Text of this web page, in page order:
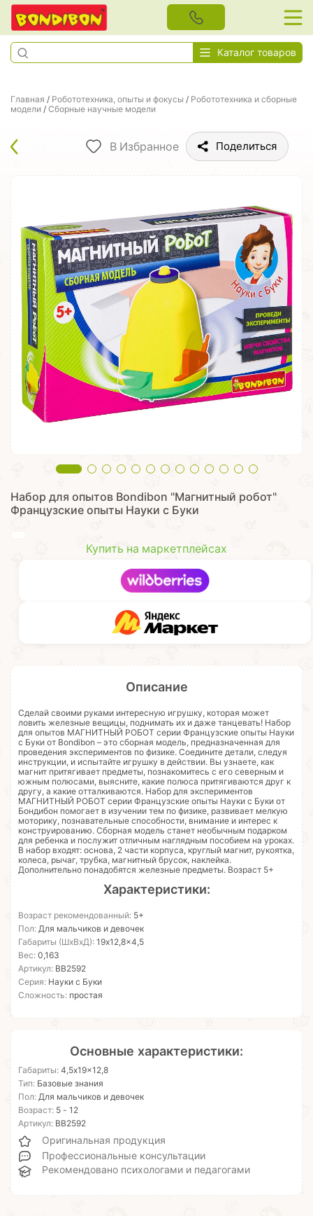
Каталог товаров
Главная / Робототехника, опыты и фокусы / Робототехника и сборные
модели / Сборные научные модели
В Избранное Поделиться
Набор для опытов Bondibon "Магнитный робот"
Французские опыты Науки с Буки
Купить на маркетплейсах
Описание
Сделай своими руками интересную игрушку, которая может
ловить железные вещицы, поднимать их и даже танцевать! Набор
для опытов МАГНИТНЫЙ РОБОТ серии Французские опыты Науки
с Буки от Bondibon – это сборная модель, предназначенная для
проведения экспериментов по физике. Соедините детали, следуя
инструкции, и испытайте игрушку в действии. Вы узнаете, как
магнит притягивает предметы, познакомитесь с его северным и
южным полюсами, выясните, какие полюса притягиваются друг к
другу, а какие отталкиваются. Набор для экспериментов
МАГНИТНЫЙ РОБОТ серии Французские опыты Науки с Буки от
Бондибон помогает в изучении тем по физике, развивает мелкую
моторику, познавательные способности, внимание и интерес к
конструированию. Сборная модель станет необычным подарком
для ребенка и послужит отличным наглядным пособием на уроках.
В набор входят: основа, 2 части корпуса, круглый магнит, рукоятка,
колеса, рычаг, трубка, магнитный брусок, наклейка.
Дополнительно понадобятся железные предметы. Возраст 5+
Характеристики:
Возраст рекомендованный: 5+
Пол: Для мальчиков и девочек
Габариты (ШхВхД): 19x12,8x4,5
Вес: 0,163
Артикул: ВВ2592
Серия: Науки с Буки
Сложность: простая
Основные характеристики:
Габариты: 4,5x19x12,8
Тип: Базовые знания
Пол: Для мальчиков и девочек
Возраст: 5 - 12
Артикул: ВВ2592
Оригинальная продукция
Профессиональные консультации
Рекомендовано психологами и педагогами